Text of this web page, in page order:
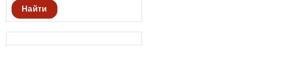
Найти